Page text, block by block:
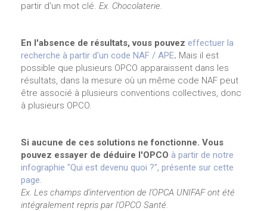
partir d'un mot clé. Ex. Chocolaterie.
En l'absence de résultats, vous pouvez effectuer la
recherche à partir d'un code NAF / APE. Mais il est
possible que plusieurs OPCO apparaissent dans les
résultats, dans la mesure où un même code NAF peut
être associé à plusieurs conventions collectives, donc
à plusieurs OPCO.
Si aucune de ces solutions ne fonctionne. Vous
pouvez essayer de déduire l'OPCO à partir de notre
infographie "Qui est devenu quoi ?", présente sur cette
page.
Ex. Les champs d'intervention de l'OPCA UNIFAF ont été
intégralement repris par l'OPCO Santé.